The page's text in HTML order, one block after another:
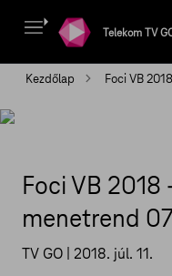
Telekom TV
Kezdőlap Foci VB
Foci VB 2018
menetrend
TV GO | 2018. júl. 11.